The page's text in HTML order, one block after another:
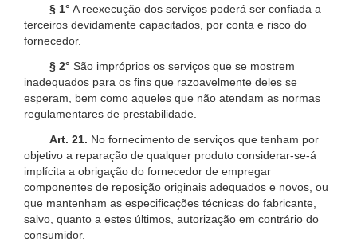
§ 1° A reexecução dos serviços poderá ser confiada a
terceiros devidamente capacitados, por conta e risco do
fornecedor.
§ 2° São impróprios os serviços que se mostrem
inadequados para os fins que razoavelmente deles se
esperam, bem como aqueles que não atendam as normas
regulamentares de prestabilidade.
Art. 21. No fornecimento de serviços que tenham por
objetivo a reparação de qualquer produto considerar-se-á
implícita a obrigação do fornecedor de empregar
componentes de reposição originais adequados e novos, ou
que mantenham as especificações técnicas do fabricante,
salvo, quanto a estes últimos, autorização em contrário do
consumidor.